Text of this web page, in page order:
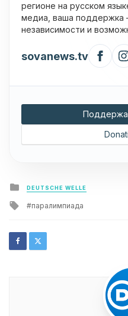
регионе на русском
медиа, ваша поддержка
независимости и
sovanews.tv
Posted
in
DEUTSCHE WELLE
Tagged
паралимпиада